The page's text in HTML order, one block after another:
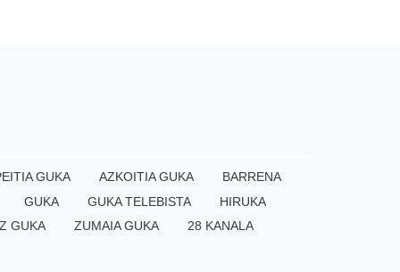
GUKA AZKOITIA GUKA
BARRENA
GUKA
GUKA TELEBISTA
HIRUKA
GUKA
ZUMAIA GUKA 28 KANALA